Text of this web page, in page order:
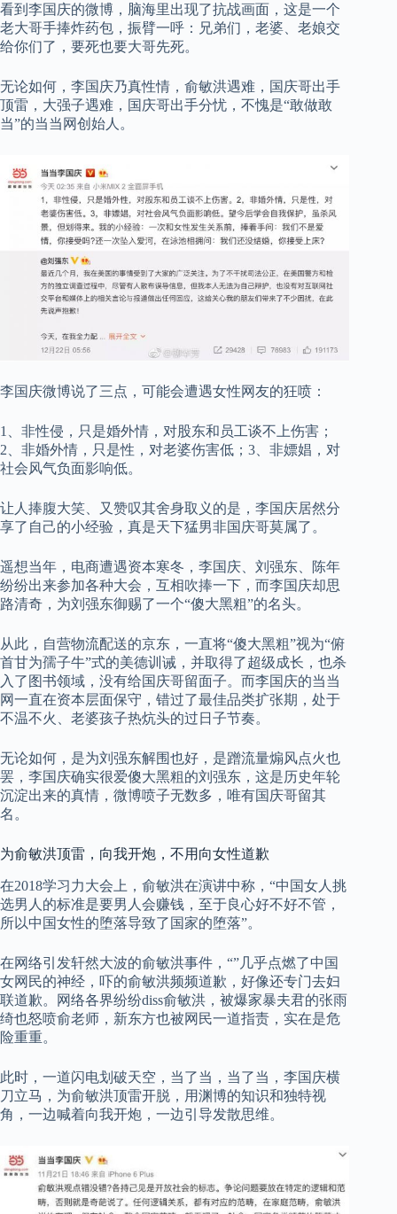
看到李国庆的微博，脑海里出现了抗战画面，这是一个
老大哥手捧炸药包，振臂一呼：兄弟们，老婆、老娘交
给你们了，要死也要大哥先死。
无论如何，李国庆乃真性情，俞敏洪遇难，国庆哥出手
顶雷，大强子遇难，国庆哥出手分忧，不愧是“敢做敢
当”的当当网创始人。
李国庆微博说了三点，可能会遭遇女性网友的狂喷：
1、非性侵，只是婚外情，对股东和员工谈不上伤害；
2、非婚外情，只是性，对老婆伤害低； 3、非嫖娼，对
社会风气负面影响低。
让人捧腹大笑、又赞叹其舍身取义的是，李国庆居然分
享了自己的小经验，真是天下猛男非国庆哥莫属了。
遥想当年，电商遭遇资本寒冬，李国庆、刘强东、陈年
纷纷出来参加各种大会，互相吹捧一下，而李国庆却思
路清奇，为刘强东御赐了一个“傻大黑粗”的名头。
从此，自营物流配送的京东，一直将“傻大黑粗”视为“俯
首甘为孺子牛”式的美德训诫，并取得了超级成长，也杀
入了图书领域，没有给国庆哥留面子。而李国庆的当当
网一直在资本层面保守，错过了最佳品类扩张期，处于
不温不火、老婆孩子热炕头的过日子节奏。
无论如何，是为刘强东解围也好，是蹭流量煽风点火也
罢，李国庆确实很爱傻大黑粗的刘强东，这是历史年轮
沉淀出来的真情，微博喷子无数多，唯有国庆哥留其
名。
为俞敏洪顶雷，向我开炮，不用向女性道歉
在2018学习力大会上，俞敏洪在演讲中称，“中国女人挑
选男人的标准是要男人会赚钱，至于良心好不好不管，
所以中国女性的堕落导致了国家的堕落”。
在网络引发轩然大波的俞敏洪事件，“”几乎点燃了中国
女网民的神经，吓的俞敏洪频频道歉，好像还专门去妇
联道歉。网络各界纷纷diss俞敏洪，被爆家暴夫君的张雨
绮也怒喷俞老师，新东方也被网民一道指责，实在是危
险重重。
此时，一道闪电划破天空，当了当，当了当，李国庆横
刀立马，为俞敏洪顶雷开脱，用渊博的知识和独特视
角，一边喊着向我开炮，一边引导发散思维。